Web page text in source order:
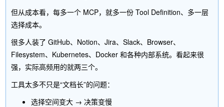
但从成本看，每多一个 MCP，就多一份 Tool Definition、多一层
选择成本。
很多人装了 GitHub、Notion、Jira、Slack、Browser、
Filesystem、Kubernetes、Docker 和各种内部系统。看起来很
强，实际高频用的就两三个。
工具太多不只是“文档长”的问题：
选择空间变大 → 决策变慢